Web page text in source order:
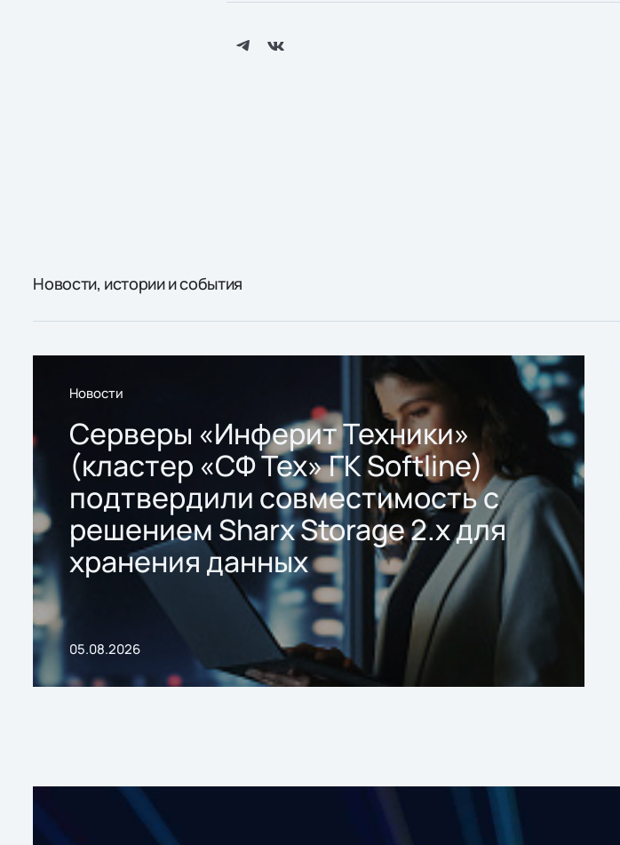
Новости, истории и события
Новости
Серверы «Инферит Техники»
(кластер «СФ Тех» ГК Softline)
подтвердили совместимость с
решением Sharx Storage 2.x для
хранения данных
05.08.2026